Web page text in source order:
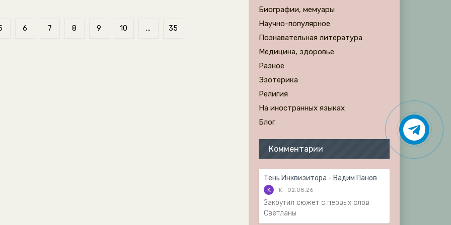
6 7 8 9 10 ... 35
Биографии, мемуары
Научно-популярное
Познавательная литература
Медицина, здоровье
Разное
Эзотерика
Религия
На иностранных языках
Блог
Комментарии
Тень Инквизитора - Вадим Панов
K K 02.08.26
Закрутил сюжет с первых слов
Светланы